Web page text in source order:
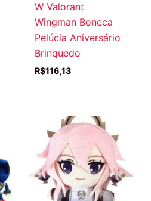
W Valorant
Wingman Boneca
Pelúcia Aniversário
Brinquedo
R$116,13